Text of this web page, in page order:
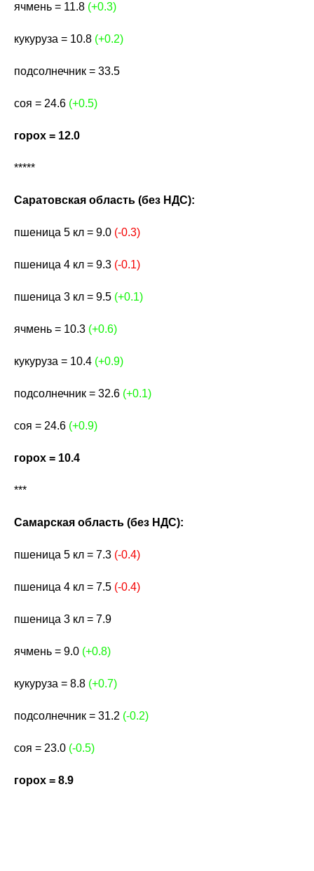
ячмень = 11.8 (+0.3)
кукуруза = 10.8 (+0.2)
подсолнечник = 33.5
соя = 24.6 (+0.5)
горох = 12.0
*****
Саратовская область (без НДС):
пшеница 5 кл = 9.0 (-0.3)
пшеница 4 кл = 9.3 (-0.1)
пшеница 3 кл = 9.5 (+0.1)
ячмень = 10.3 (+0.6)
кукуруза = 10.4 (+0.9)
подсолнечник = 32.6 (+0.1)
соя = 24.6 (+0.9)
горох = 10.4
***
Самарская область (без НДС):
пшеница 5 кл = 7.3 (-0.4)
пшеница 4 кл = 7.5 (-0.4)
пшеница 3 кл = 7.9
ячмень = 9.0 (+0.8)
кукуруза = 8.8 (+0.7)
подсолнечник = 31.2 (-0.2)
соя = 23.0 (-0.5)
горох = 8.9